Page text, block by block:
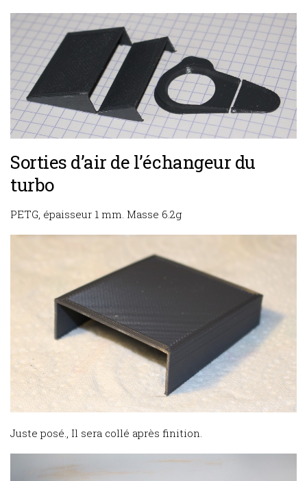
Sorties d’air de l’échangeur du
turbo
PETG, épaisseur 1 mm. Masse 6.2g
Juste posé., Il sera collé après finition.